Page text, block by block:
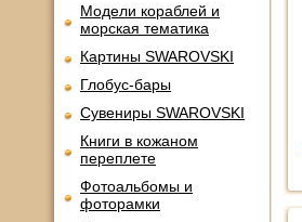
Модели кораблей и
морская тематика
Картины SWAROVSKI
Глобус-бары
Сувениры SWAROVSKI
Книги в кожаном
переплете
Фотоальбомы и
фоторамки